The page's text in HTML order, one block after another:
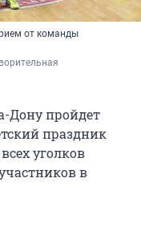
от команды
Дону пройдет
праздник
уголков
в